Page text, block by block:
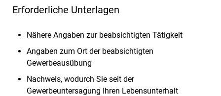
Erforderliche Unterlagen
Nähere Angaben zur beabsichtigten Tätigkeit
Angaben zum Ort der beabsichtigten
Gewerbeausübung
Nachweis, wodurch Sie seit der
Gewerbeuntersagung Ihren Lebensunterhalt